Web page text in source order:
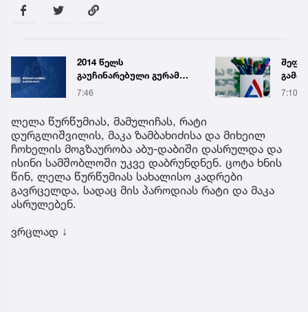
შეფასებისა და
გამოცდების ეროვნული
ცენტრი ინფორმაციას
7:10
ლელა წურწუმიას, მამულიჩას, რატი
დურგლიშვილის, მაკა ზამბახიძისა და მიხეილ
ჩოხელის მოგზაურობა აბუ-დაბიში დასრულდა და
ისინი სამშობლოში უკვე დაბრუნდნენ. ცოტა ხნის
წინ, ლელა წურწუმიას სახალისო კადრები
გავრცელდა, სადაც მის პაროდიას რატი და მაკა
ასრულებენ.
ვრცლად ↓